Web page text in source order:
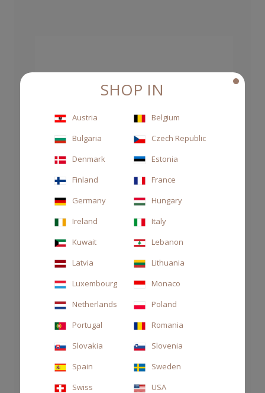
DIFFUSORE STILE 100ML BIANCO D'OUD
SHOP IN
Austria
Belgium
Bulgaria
Czech Republic
Denmark
Estonia
Finland
France
Germany
Hungary
Ireland
Italy
Kuwait
Lebanon
Latvia
Lithuania
Luxembourg
Monaco
Netherlands
Poland
Portugal
Romania
Slovakia
Slovenia
Spain
Sweden
Swiss
USA